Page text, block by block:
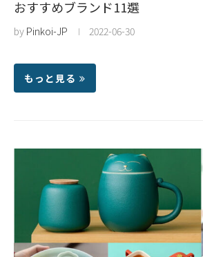
おすすめブランド11選
by Pinkoi-JP 2022-06-30
もっと見る